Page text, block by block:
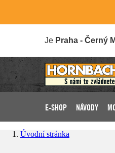
Je Praha - Černý
E-SHOP NÁVODY
Úvodní stránka